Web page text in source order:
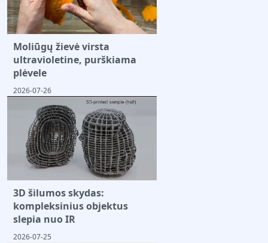
Moliūgų žievė virsta
ultravioletine, purškiama
plėvele
2026-07-26
3D šilumos skydas:
kompleksinius objektus
slepia nuo IR
2026-07-25